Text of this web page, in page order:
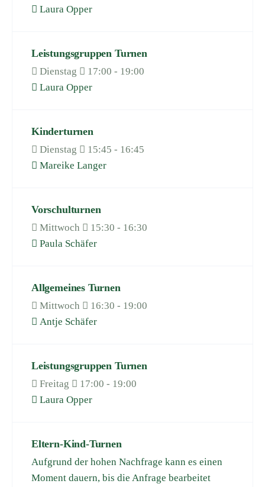
Laura Opper
Leistungsgruppen Turnen
Dienstag
17:00 - 19:00
Laura Opper
Kinderturnen
Dienstag
15:45 - 16:45
Mareike Langer
Vorschulturnen
Mittwoch
15:30 - 16:30
Paula Schäfer
Allgemeines Turnen
Mittwoch
16:30 - 19:00
Antje Schäfer
Leistungsgruppen Turnen
Freitag
17:00 - 19:00
Laura Opper
Eltern-Kind-Turnen
Aufgrund der hohen Nachfrage kann es einen
Moment dauern, bis die Anfrage bearbeitet